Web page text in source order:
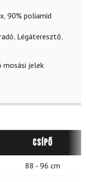
90% poliamid
Légáteresztő
mosási jelek
Csípő
88 - 96 cm